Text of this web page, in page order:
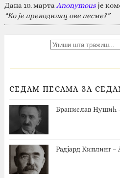
Дана 10. марта Anonymousје
“Ко је преводилац ове песме?”
СЕДАМ ПЕСАМА ЗА
Бранислав Нушић
Радјард Киплинг –